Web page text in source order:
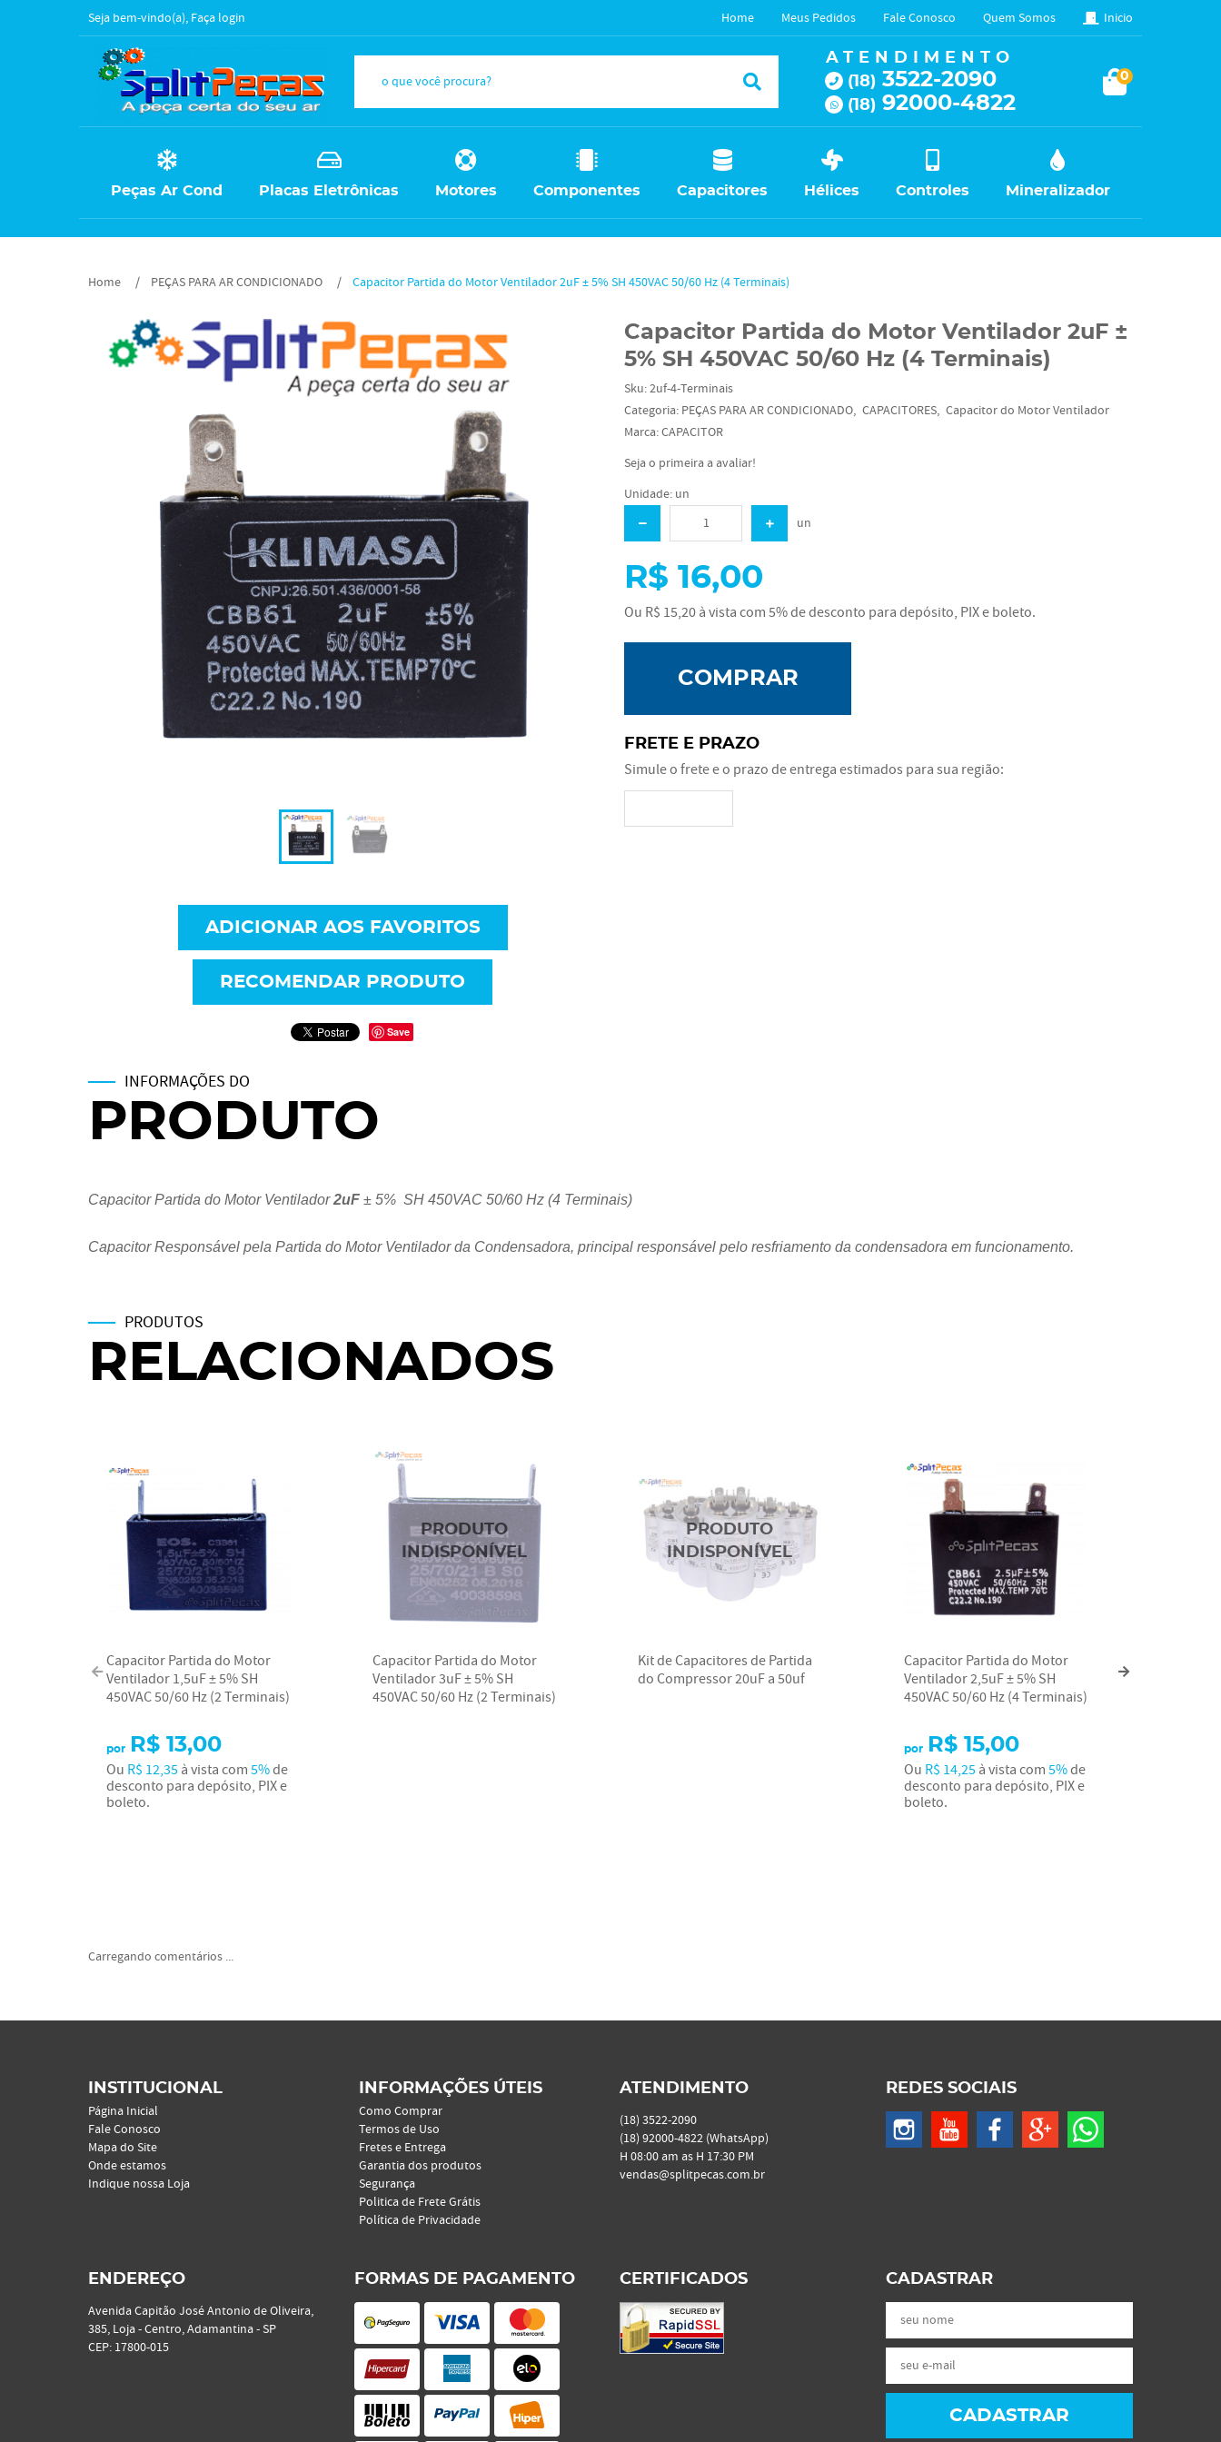
Seja bem-vindo(a), Faça login Home Meus Pedidos Fale Conosco Quem Somos Inicio
ATENDIMENTO
(18) 3522-2090
(18) 92000-4822
0
Peças Ar Cond Placas Eletrônicas Motores Componentes Capacitores Hélices Controles Mineralizador
Home PEÇAS PARA AR CONDICIONADO Capacitor Partida do Motor Ventilador 2uF ± 5% SH 450VAC 50/60 Hz (4 Terminais)
ADICIONAR AOS FAVORITOS
RECOMENDAR PRODUTO
Save
Capacitor Partida do Motor Ventilador 2uF ±
5% SH 450VAC 50/60 Hz (4 Terminais)
Sku:2uf-4-Terminais
Categoria: PEÇAS PARA AR CONDICIONADO CAPACITORES Capacitor do Motor Ventilador
Marca:CAPACITOR
Seja o primeira a avaliar!
Unidade: un
un
R$ 16,00
Ou R$ 15,20à vista com5%de desconto para depósito, PIX e boleto.
COMPRAR
FRETE E PRAZO
Simule o frete e o prazo de entrega estimados para sua região:
INFORMAÇÕES DO
PRODUTO
Capacitor Partida do Motor Ventilador2uF ± 5% SH 450VAC 50/60 Hz (4 Terminais)
Capacitor Responsável pela Partida do Motor Ventilador da Condensadora, principal responsável pelo resfriamento da condensadora em funcionamento.
PRODUTOS
RELACIONADOS
Capacitor Partida do Motor
Ventilador 1,5uF ± 5% SH
450VAC 50/60 Hz (2 Terminais)
por R$ 13,00
Ou R$ 12,35à vista com5%de
desconto para depósito, PIX e
boleto.
Capacitor Partida do Motor
Ventilador 3uF ± 5% SH
450VAC 50/60 Hz (2 Terminais)
Kit de Capacitores de Partida
do Compressor 20uF a 50uf
Capacitor Partida do Motor
Ventilador 2,5uF ± 5% SH
450VAC 50/60 Hz (4 Terminais)
por R$ 15,00
Ou R$ 14,25à vista com5%de
desconto para depósito, PIX e
boleto.
Carregando comentários ...
INSTITUCIONAL
Página Inicial
Fale Conosco
Mapa do Site
Onde estamos
Indique nossa Loja
INFORMAÇÕES ÚTEIS
Como Comprar
Termos de Uso
Fretes e Entrega
Garantia dos produtos
Segurança
Politica de Frete Grátis
Política de Privacidade
ATENDIMENTO
(18) 3522-2090
(18) 92000-4822 (WhatsApp)
H 08:00 am as H 17:30 PM
vendas@splitpecas.com.br
REDES SOCIAIS
ENDEREÇO
Avenida Capitão José Antonio de Oliveira,
385, Loja-Centro, Adamantina-SP
CEP: 17800-015
FORMAS DE PAGAMENTO CERTIFICADOS CADASTRAR
CADASTRAR